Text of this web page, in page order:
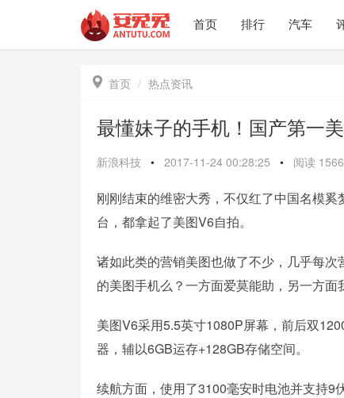
首页 排行 汽车
 首页 热点资讯
最懂妹子的手机！国产第一
新浪科技 • 2017-11-24 00:28:25 • 阅读 1566
刚刚结束的维密大秀，不仅红了中国名模
台，都拿起了美图V6自拍。
诸如此类的营销美图也做了不少，几乎每
的美图手机么？一方面爱莫能助，另一方面
美图V6采用5.5英寸1080P屏幕，前后双
器，辅以6GB运存+128GB存储空间。
续航方面，使用了3100毫安时电池并支持9